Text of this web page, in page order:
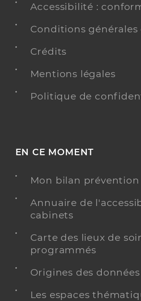
Accessibilité :
Conditions
Crédits
Mentions légales
Politique de
EN CE MOMENT
Mon bilan prévention
Annuaire de
cabinets
Carte des lieux de
programmés
Origines des
Les espaces